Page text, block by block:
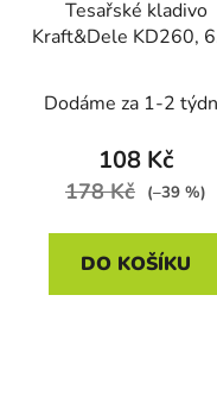
Tesařské kladivo
Kraft&Dele KD260,
Dodáme za 1-2
108 Kč
178 Kč (–39 %)
DO KOŠÍKU